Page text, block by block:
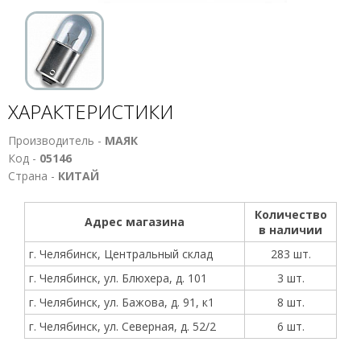
ХАРАКТЕРИСТИКИ
Производитель - МАЯК
Код - 05146
Страна - КИТАЙ
Адрес магазина
Количество
в наличии
г. Челябинск, Центральный склад
283 шт.
г. Челябинск, ул. Блюхера, д. 101
3 шт.
г. Челябинск, ул. Бажова, д. 91, к1
8 шт.
г. Челябинск, ул. Северная, д. 52/2
6 шт.